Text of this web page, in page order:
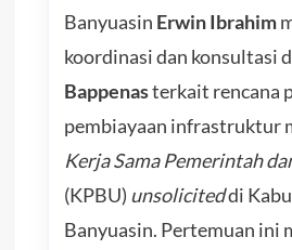
Banyuasin Erwin Ibrahim
koordinasi dan konsultasi
Bappenasterkait rencana
pembiayaan infrastruktur
Kerja Sama Pemerintah
(KPBU) unsoliciteddi
Banyuasin. Pertemuan ini